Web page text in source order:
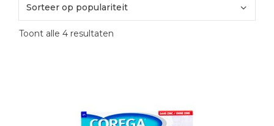
Toont alle 4 resultaten